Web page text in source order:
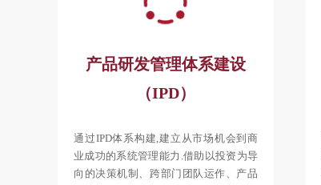
产品研发管理体系建设
（IPD）
通过IPD体系构建,建立从市场机会到商
业成功的系统管理能力.借助以投资为导
向的决策机制、跨部门团队运作、产品